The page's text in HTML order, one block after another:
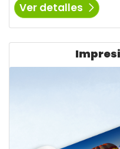
Ver detalles
Ver detalles Impresión